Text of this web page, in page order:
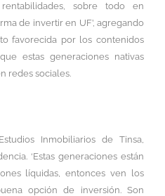
sobre todo en
de invertir en UF’, agregando
favorecida por los contenidos
estas generaciones nativas
redes sociales.
Inmobiliarios de Tinsa,
‘Estas generaciones están
líquidas, entonces ven los
opción de inversión. Son